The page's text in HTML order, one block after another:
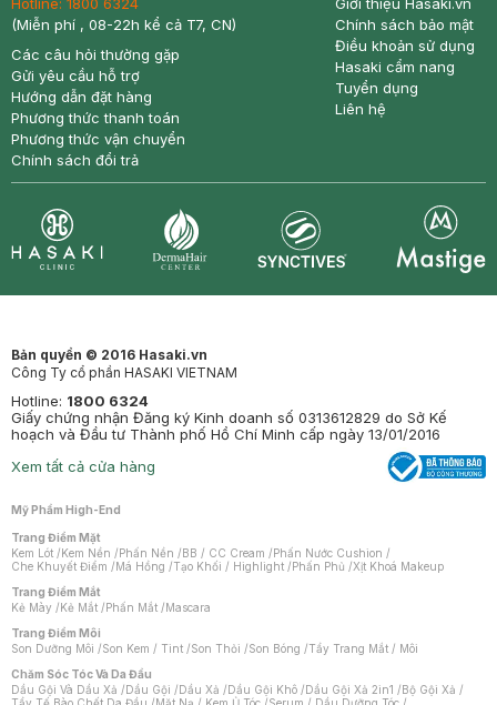
(Miễn phí , 08-22h kể cả T7, CN)
Các câu hỏi thường gặp
Gửi yêu cầu hỗ trợ
Hướng dẫn đặt hàng
Phương thức thanh toán
Phương thức vận chuyển
Chính sách đổi trả
Chính sách bảo mật
Điều khoản sử dụng
Hasaki cẩm nang
Tuyển dụng
Liên hệ
Bản quyền © 2016 Hasaki.vn
Công Ty cổ phần HASAKI VIETNAM
Hotline: 1800 6324
Giấy chứng nhận Đăng ký Kinh doanh số 0313612829 do Sở Kế
hoạch và Đầu tư Thành phố Hồ Chí Minh cấp ngày 13/01/2016
Xem tất cả cửa hàng
Mỹ Phẩm High-End
Trang Điểm Mặt
Kem Lót /Kem Nền /Phấn Nền /BB / CC Cream /Phấn Nước Cushion /
Che Khuyết Điểm /Má Hồng /Tạo Khối / Highlight /Phấn Phủ /Xịt Khoá Makeup
Trang Điểm Mắt
Kẻ Mày /Kẻ Mắt /Phấn Mắt /Mascara
Trang Điểm Môi
Son Dưỡng Môi /Son Kem / Tint /Son Thỏi /Son Bóng /Tẩy Trang Mắt / Môi
Chăm Sóc Tóc Và Da Đầu
Dầu Gội Và Dầu Xả /Dầu Gội /Dầu Xả /Dầu Gội Khô /Dầu Gội Xả 2in1 /Bộ Gội Xả /